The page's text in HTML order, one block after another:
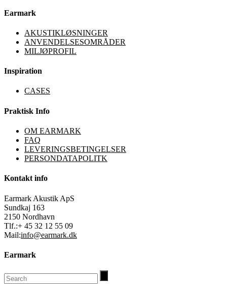
Earmark
AKUSTIKLØSNINGER
ANVENDELSESOMRÅDER
MILJØPROFIL
Inspiration
CASES
Praktisk Info
OM EARMARK
FAQ
LEVERINGSBETINGELSER
PERSONDATAPOLITK
Kontakt info
Earmark Akustik ApS
Sundkaj 163
2150 Nordhavn
Tlf.:+ 45 32 12 55 09
Mail:info@earmark.dk
Earmark